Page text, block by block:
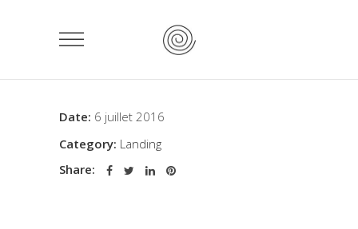
Date: 6 juillet 2016
Category: Landing
Share: